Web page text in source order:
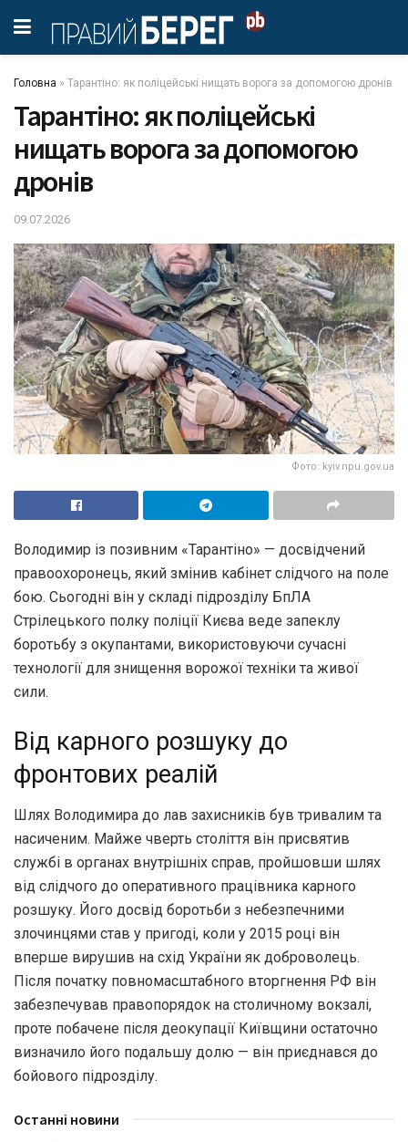
Головна » Тарантіно: як поліцейські нищать ворога за допомогою дронів
Тарантіно: як поліцейські
нищать ворога за допомогою
дронів
09.07.2026
Фото: kyiv.npu.gov.ua
Володимир із позивним «Тарантіно» — досвідчений
правоохоронець, який змінив кабінет слідчого на поле
бою. Сьогодні він у складі підрозділу БпЛА
Стрілецького полку поліції Києва веде запеклу
боротьбу з окупантами, використовуючи сучасні
технології для знищення ворожої техніки та живої
сили.
Від карного розшуку до
фронтових реалій
Шлях Володимира до лав захисників був тривалим та
насиченим. Майже чверть століття він присвятив
службі в органах внутрішніх справ, пройшовши шлях
від слідчого до оперативного працівника карного
розшуку. Його досвід боротьби з небезпечними
злочинцями став у пригоді, коли у 2015 році він
вперше вирушив на схід України як доброволець.
Після початку повномасштабного вторгнення РФ він
забезпечував правопорядок на столичному вокзалі,
проте побачене після деокупації Київщини остаточно
визначило його подальшу долю — він приєднався до
бойового підрозділу.
Останні новини